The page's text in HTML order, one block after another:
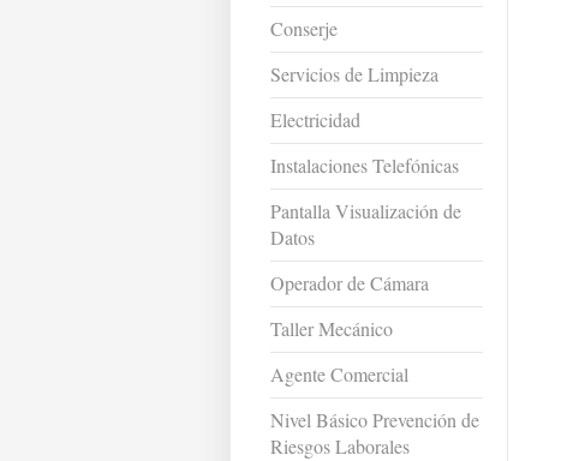
Conserje
Servicios de Limpieza
Electricidad
Instalaciones Telefónicas
Pantalla Visualización de
Datos
Operador de Cámara
Taller Mecánico
Agente Comercial
Nivel Básico Prevención de
Riesgos Laborales